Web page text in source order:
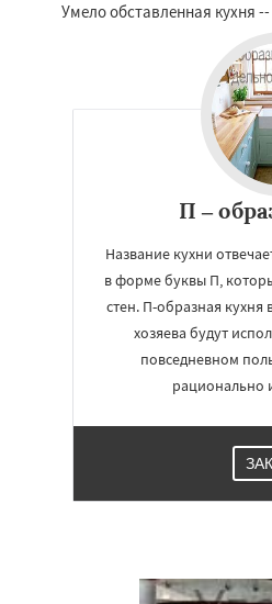
Умело обставленная кухня
П –
Название кухни
в форме буквы П,
стен. П-образная кухня
хозяева будут
повседневном
рационально